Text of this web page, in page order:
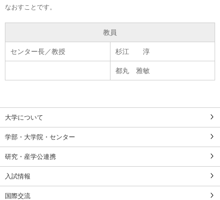
なおすことです。
教員
センター長／教授 杉江 淳
都丸 雅敏
大学について
学部・大学院・センター
研究・産学公連携
入試情報
国際交流